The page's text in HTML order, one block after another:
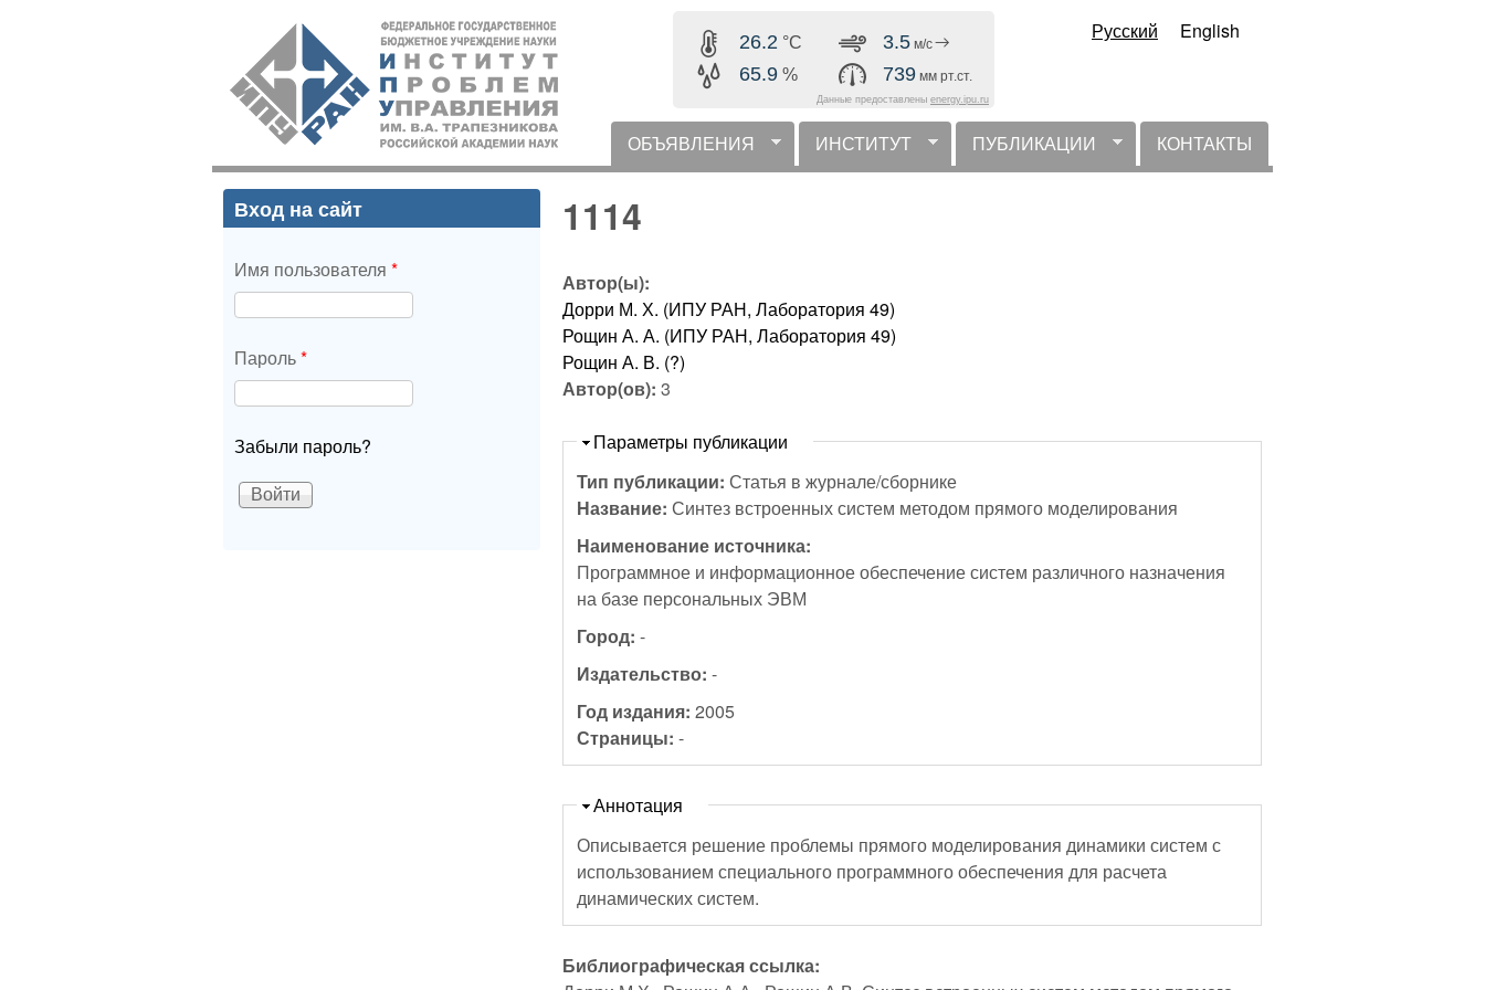
содержанию
ИПУ
РАН
26.2 °C
65.9 %
3.5 м/с
739 мм рт.ст.
Данные предоставлены energy.ipu.ru
Русский English
горизонтальное меню
ОБЪЯВЛЕНИЯ ИНСТИТУТ ПУБЛИКАЦИИ КОНТАКТЫ
1114
Автор(ы):
Дорри М. Х. (ИПУ РАН, Лаборатория 49)
Рощин А. А. (ИПУ РАН, Лаборатория 49)
Рощин А. В. (?)
Автор(ов):3
Скрыть
Параметры публикации
Тип публикации:Статья в журнале/сборнике
Название:Синтез встроенных систем методом прямого моделирования
Наименование источника:
Программное и информационное обеспечение систем различного назначения
на базе персональных ЭВМ
Город:-
Издательство:-
Год издания:2005
Страницы:-
Скрыть
Аннотация
Описывается решение проблемы прямого моделирования динамики систем с
использованием специального программного обеспечения для расчета
динамических систем.
Библиографическая ссылка:
Вход на сайт
Имя пользователя *
Пароль*
Забыли пароль?